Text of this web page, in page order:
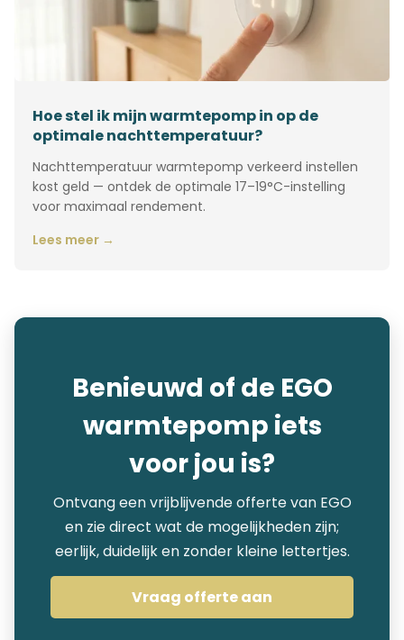
Hoe stel ik mijn warmtepomp in op de
optimale nachttemperatuur?
Nachttemperatuur warmtepomp verkeerd instellen
kost geld — ontdek de optimale 17–19°C-instelling
voor maximaal rendement.
Lees meer →
Benieuwd of de EGO
warmtepomp iets
voor jou is?
Ontvang een vrijblijvende offerte van EGO
en zie direct wat de mogelijkheden zijn;
eerlijk, duidelijk en zonder kleine lettertjes.
Vraag offerte aan